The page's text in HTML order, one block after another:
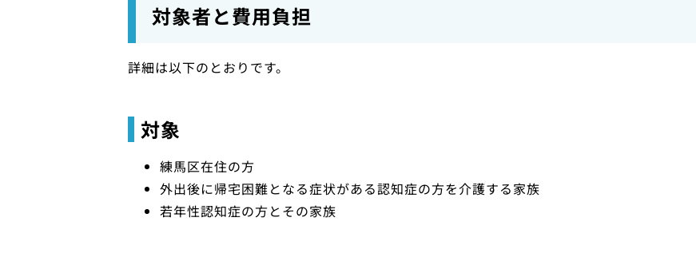
対象者と費用負担
詳細は以下のとおりです。
対象
練馬区在住の方
外出後に帰宅困難となる症状がある認知症の方を介護する家族
若年性認知症の方とその家族